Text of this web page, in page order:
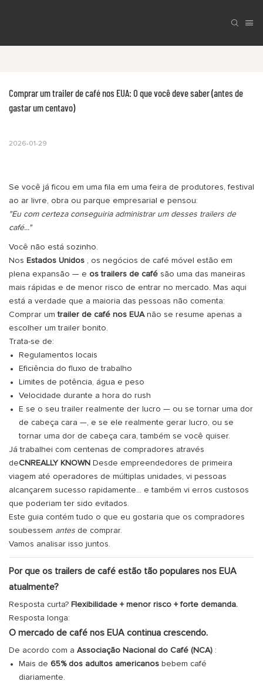
Comprar um trailer de café nos EUA: O que você deve saber (antes de
gastar um centavo)
2026-01-29
Se você já ficou em uma fila em uma feira de produtores, festival
ao ar livre, obra ou parque empresarial e pensou:
"Eu com certeza conseguiria administrar um desses trailers de
café..."
Você não está sozinho.
Nos Estados Unidos , os negócios de café móvel estão em
plena expansão — e os trailers de café são uma das maneiras
mais rápidas e de menor risco de entrar no mercado. Mas aqui
está a verdade que a maioria das pessoas não comenta:
Comprar umtrailer de café nos EUAnão se resume apenas a
escolher um trailer bonito.
Trata-se de:
Regulamentos locais
Eficiência do fluxo de trabalho
Limites de potência, água e peso
Velocidade durante a hora do rush
E se o seu trailer realmente der lucro — ou se tornar uma dor
de cabeça cara —, e se ele realmente gerar lucro, ou se
tornar uma dor de cabeça cara, também se você quiser.
Já trabalhei com centenas de compradores através
deCNREALLY KNOWN Desde empreendedores de primeira
viagem até operadores de múltiplas unidades, vi pessoas
alcançarem sucesso rapidamente... e também vi erros custosos
que poderiam ter sido evitados.
Este guia contém tudo o que eu gostaria que os compradores
soubessem antes de comprar.
Vamos analisar isso juntos.
Por que os trailers de café estão tão populares nos EUA
atualmente?
Resposta curta? Flexibilidade + menor risco + forte demanda.
Resposta longa:
O mercado de café nos EUA continua crescendo.
De acordo com a Associação Nacional do Café (NCA) :
Mais de 65% dos adultos americanosbebem café
diariamente.